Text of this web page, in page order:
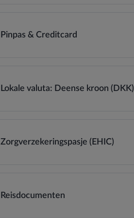
Pinpas & Creditcard
Lokale valuta: Deense kroon (DKK)
Zorgverzekeringspasje (EHIC)
Reisdocumenten